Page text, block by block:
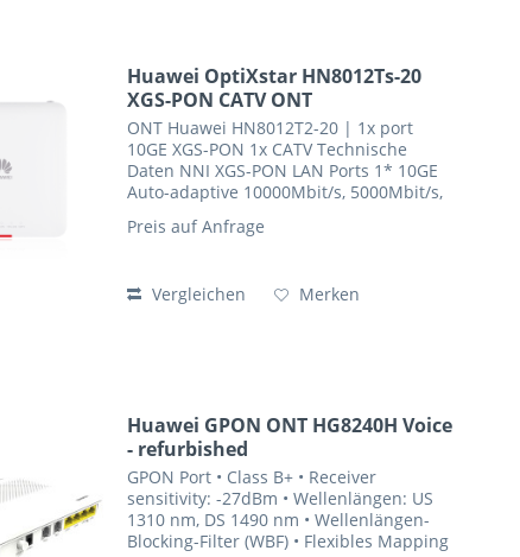
Huawei OptiXstar HN8012Ts-20
XGS-PON CATV ONT
ONT Huawei HN8012T2-20 | 1x port
10GE XGS-PON 1x CATV Technische
Daten NNI XGS-PON LAN Ports 1* 10GE
Auto-adaptive 10000Mbit/s, 5000Mbit/s,
Optical Conector SC/APC CATV port
Preis auf Anfrage
Vergleichen Merken
Huawei GPON ONT HG8240H Voice
- refurbished
GPON Port • Class B+ • Receiver
sensitivity: -27dBm • Wellenlängen: US
1310 nm, DS 1490 nm • Wellenlängen-
Blocking-Filter (WBF) • Flexibles Mapping